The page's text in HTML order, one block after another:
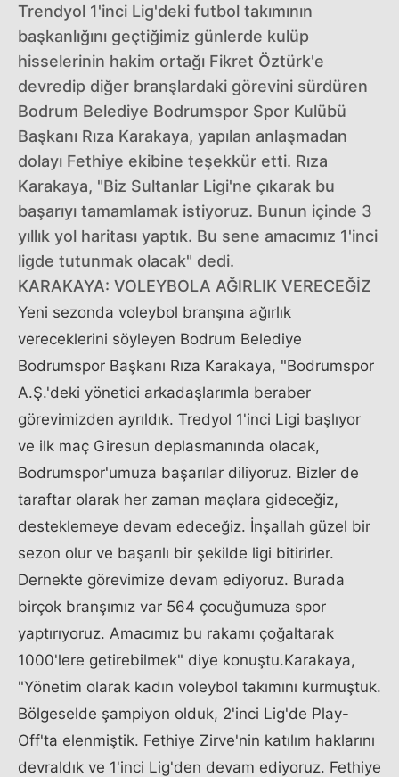
Trendyol 1'inci Lig'deki futbol takımının
başkanlığını geçtiğimiz günlerde kulüp
hisselerinin hakim ortağı Fikret Öztürk'e
devredip diğer branşlardaki görevini sürdüren
Bodrum Belediye Bodrumspor Spor Kulübü
Başkanı Rıza Karakaya, yapılan anlaşmadan
dolayı Fethiye ekibine teşekkür etti. Rıza
Karakaya, "Biz Sultanlar Ligi'ne çıkarak bu
başarıyı tamamlamak istiyoruz. Bunun içinde 3
yıllık yol haritası yaptık. Bu sene amacımız 1'inci
ligde tutunmak olacak" dedi.
KARAKAYA: VOLEYBOLA AĞIRLIK VERECEĞİZ
Yeni sezonda voleybol branşına ağırlık
vereceklerini söyleyen Bodrum Belediye
Bodrumspor Başkanı Rıza Karakaya, "Bodrumspor
A.Ş.'deki yönetici arkadaşlarımla beraber
görevimizden ayrıldık. Tredyol 1'inci Ligi başlıyor
ve ilk maç Giresun deplasmanında olacak,
Bodrumspor'umuza başarılar diliyoruz. Bizler de
taraftar olarak her zaman maçlara gideceğiz,
desteklemeye devam edeceğiz. İnşallah güzel bir
sezon olur ve başarılı bir şekilde ligi bitirirler.
Dernekte görevimize devam ediyoruz. Burada
birçok branşımız var 564 çocuğumuza spor
yaptırıyoruz. Amacımız bu rakamı çoğaltarak
1000'lere getirebilmek" diye konuştu.Karakaya,
"Yönetim olarak kadın voleybol takımını kurmuştuk.
Bölgeselde şampiyon olduk, 2'inci Lig'de Play-
Off'ta elenmiştik. Fethiye Zirve'nin katılım haklarını
devraldık ve 1'inci Lig'den devam ediyoruz. Fethiye